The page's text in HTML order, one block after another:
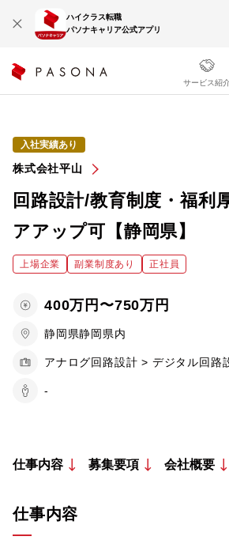
ハイクラス転職
パソナキャリア公式アプリ
サービス紹
入社実績あり
株式会社平山
回路設計/教育制度・福利
アアップ可【静岡県】
上場企業 副業制度あり 正社員
400万円〜750万円
静岡県静岡県内
アナログ回路設計 > デジタル回路
-
仕事内容 募集要項 会社概要
仕事内容